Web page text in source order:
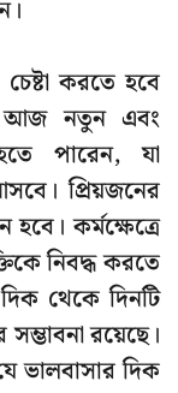
করতে হবে
আজ নতুন এবং
পারেন, যা
প্রিয়জনের
কর্মক্ষেত্রে
নিবদ্ধ করতে
থেকে দিনটি
রয়েছে।
দিক